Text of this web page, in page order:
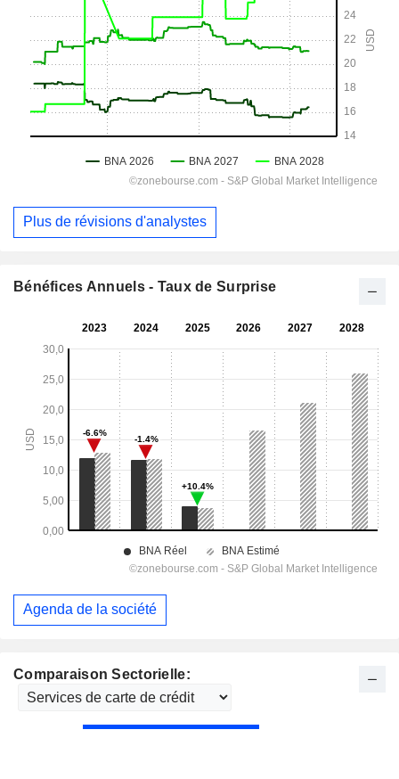
Comparaison Sectorielle:
Plus de révisions d'analystes
Bénéfices Annuels - Taux de Surprise
Agenda de la société